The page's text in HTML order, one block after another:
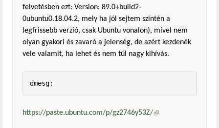
felvetésben ezt: Version: 89.0+build2-
0ubuntu0.18.04.2, mely ha jól sejtem szintén a
legfrissebb verzió, csak Ubuntu vonalon), mivel nem
olyan gyakori és zavaró a jelenség, de azért kezdenék
vele valamit, ha lehet és nem túl nagy kihívás.
dmesg:
https://paste.ubuntu.com/p/gz2746y53Z/(külső